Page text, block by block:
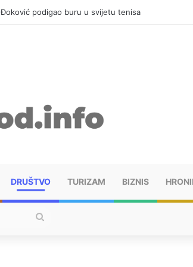
APIF izgubio spor sa komšijama, mora platiti 10.000
DRUŠTVO TURIZAM BIZNIS